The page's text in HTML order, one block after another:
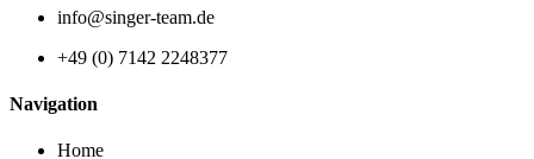
info@singer-team.de
+49 (0) 7142 2248377
Navigation
Home